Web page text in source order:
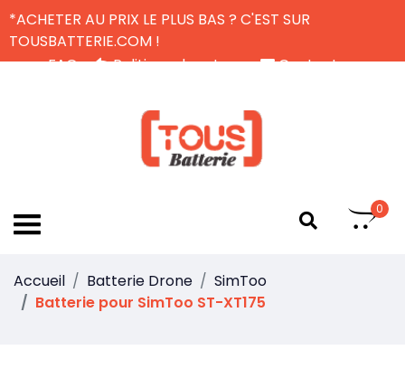
*ACHETER AU PRIX LE PLUS BAS ? C'EST SUR
TOUSBATTERIE.COM !
FAQ
Politique de retour
Contactez-nous
0
Accueil Batterie Drone
SimToo
Batterie pour SimToo ST-XT175